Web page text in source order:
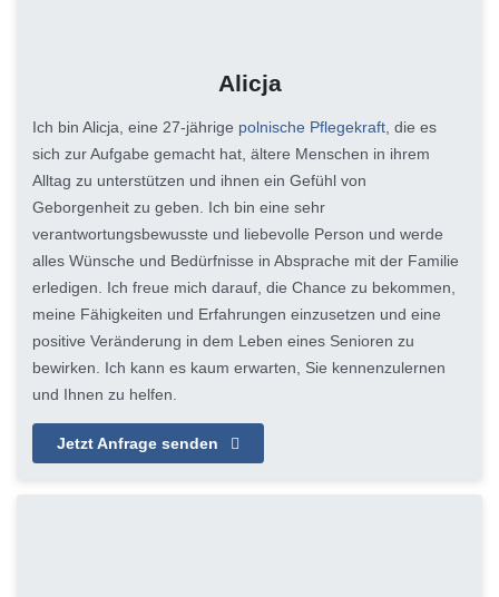
Alicja
Ich bin Alicja, eine 27-jährige polnische Pflegekraft , die es
sich zur Aufgabe gemacht hat, ältere Menschen in ihrem
Alltag zu unterstützen und ihnen ein Gefühl von
Geborgenheit zu geben. Ich bin eine sehr
verantwortungsbewusste und liebevolle Person und werde
alles Wünsche und Bedürfnisse in Absprache mit der Familie
erledigen. Ich freue mich darauf, die Chance zu bekommen,
meine Fähigkeiten und Erfahrungen einzusetzen und eine
positive Veränderung in dem Leben eines Senioren zu
bewirken. Ich kann es kaum erwarten, Sie kennenzulernen
und Ihnen zu helfen.
Jetzt Anfrage senden